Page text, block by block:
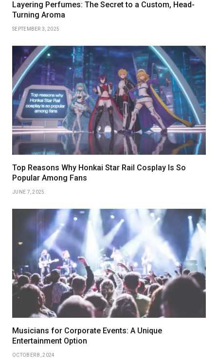
Layering Perfumes: The Secret to a Custom, Head-
Turning Aroma
SEPTEMBER 3, 2025
Top Reasons Why Honkai Star Rail Cosplay Is So
Popular Among Fans
JUNE 7, 2025
Musicians for Corporate Events: A Unique
Entertainment Option
OCTOBER 8, 2024